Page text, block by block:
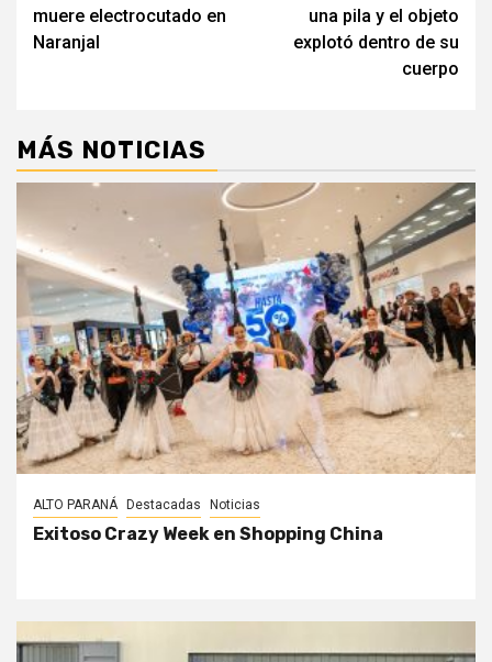
entradas
muere electrocutado en
Naranjal
una pila y el objeto
explotó dentro de su
cuerpo
MÁS NOTICIAS
ALTO PARANÁ Destacadas Noticias
Exitoso Crazy Week en Shopping China